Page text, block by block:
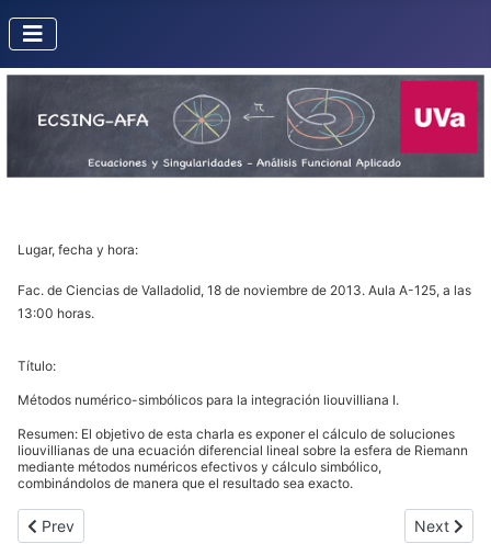
Lugar, fecha y hora:
Fac. de Ciencias de Valladolid, 18 de noviembre de 2013. Aula A-125, a las
13:00 horas.
Título:
Métodos numérico-simbólicos para la integración liouvilliana I.
Resumen: El objetivo de esta charla es exponer el cálculo de soluciones
liouvillianas de una ecuación diferencial lineal sobre la esfera de Riemann
mediante métodos numéricos efectivos y cálculo simbólico,
combinándolos de manera que el resultado sea exacto.
Previous article: Percy Fernández
Prev Next
Next